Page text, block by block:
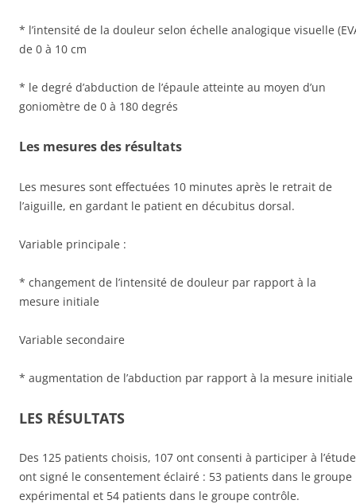
* l’intensité de la douleur selon échelle analogique visuelle
de 0 à 10 cm
* le degré d’abduction de l’épaule atteinte au moyen d’un
goniomètre de 0 à 180 degrés
Les mesures des résultats
Les mesures sont effectuées 10 minutes après le retrait de
l’aiguille, en gardant le patient en décubitus dorsal.
Variable principale :
* changement de l’intensité de douleur par rapport à la
mesure initiale
Variable secondaire
* augmentation de l’abduction par rapport à la mesure initiale
LES RÉSULTATS
Des 125 patients choisis, 107 ont consenti à participer à
ont signé le consentement éclairé : 53 patients dans le groupe
expérimental et 54 patients dans le groupe contrôle.